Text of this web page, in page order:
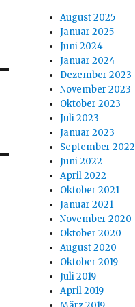
August 2025
Januar 2025
Juni 2024
Januar 2024
Dezember 2023
November 2023
Oktober 2023
Juli 2023
Januar 2023
September 2022
Juni 2022
April 2022
Oktober 2021
Januar 2021
November 2020
Oktober 2020
August 2020
Oktober 2019
Juli 2019
April 2019